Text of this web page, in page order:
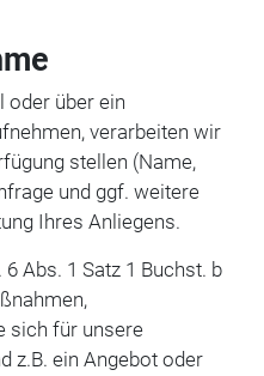
oder über ein
verarbeiten wir
stellen (Name,
und ggf. weitere
Ihres Anliegens.
Abs. 1 Satz 1 Buchst. b
sich für unsere
z.B. ein Angebot oder